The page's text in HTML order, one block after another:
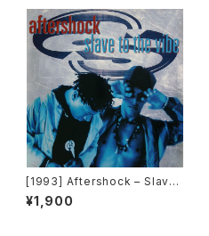
[1993] Aftershock – Slave
To The Vibe [Virgin]
¥1,900